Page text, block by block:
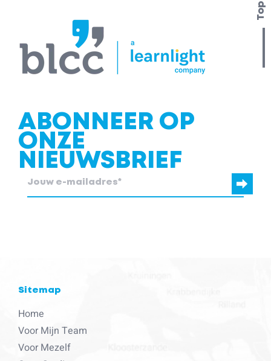
Contact us
Top
ABONNEER OP
ONZE
NIEUWSBRIEF
Sitemap
Home
Voor Mijn Team
Voor Mezelf